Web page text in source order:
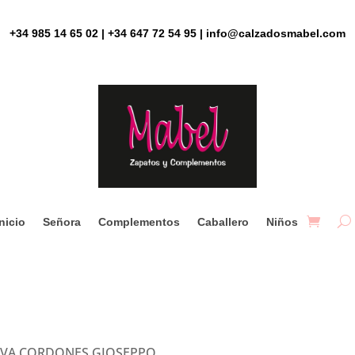
+34 985 14 65 02 | +34 647 72 54 95 | info@calzadosmabel.com
Señora Complementos Caballero Niños